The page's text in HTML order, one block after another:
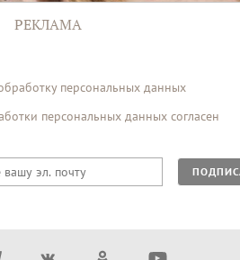
РЕКЛАМА
персональных данных
персональных данных согласен